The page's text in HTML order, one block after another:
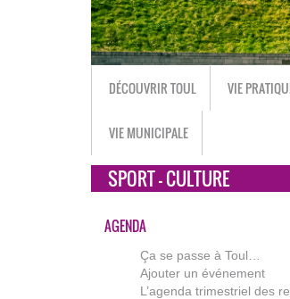
DÉCOUVRIR TOUL VIE
VIE MUNICIPALE
SPORT - CULTURE
AGENDA
Ça se passe à Toul…
Ajouter un événement
L’agenda trimestriel des